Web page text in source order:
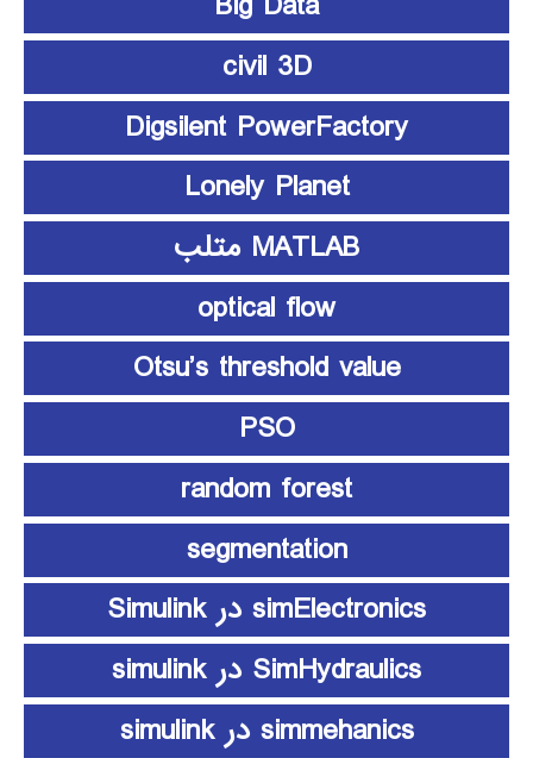
civil 3D
Digsilent PowerFactory
Lonely Planet
MATLAB متلب
optical flow
Otsu’s threshold value
PSO
random forest
segmentation
simElectronics در Simulink
SimHydraulics در simulink
simmehanics در simulink